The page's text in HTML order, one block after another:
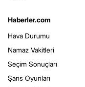
Haberler.com
Hava Durumu
Namaz Vakitleri
Seçim Sonuçları
Şans Oyunları